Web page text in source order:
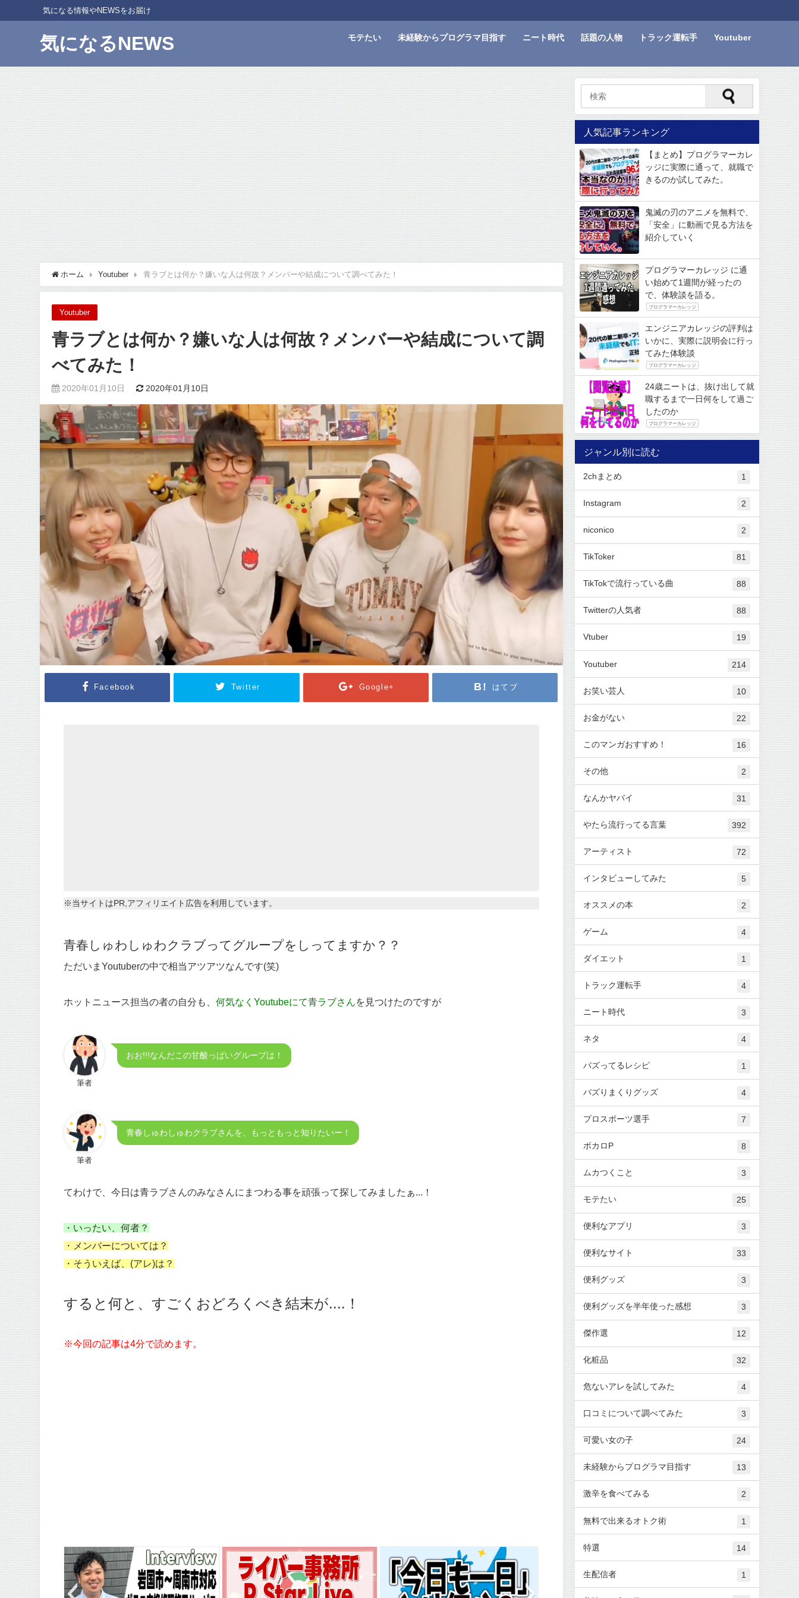
気になる情報やNEWSをお届け
気になるNEWS モテたい 未経験からプログラマ目指す ニート時代 話題の人物 トラック運転手 Youtuber
ホーム Youtuber 青ラブとは何か？嫌いな人は何故？メンバーや結成について調べてみた！
Youtuber
青ラブとは何か？嫌いな人は何故？メンバーや結成について調
べてみた！
2020年01月10日 2020年01月10日
Facebook Twitter Google+ はてブ
※当サイトはPR,アフィリエイト広告を利用しています。
青春しゅわしゅわクラブってグループをしってますか？？
ただいまYoutuberの中で相当アツアツなんです(笑)
ホットニュース担当の者の自分も、何気なくYoutubeにて青ラブさん を見つけたのですが
筆者
おお!!!なんだこの甘酸っぱいグループは！
筆者
青春しゅわしゅわクラブさんを、もっともっと知りたいー！
てわけで、今日は青ラブさんのみなさんにまつわる事を頑張って探してみましたぁ...！
・いったい、何者？
・メンバーについては？
・そういえば、(アレ)は？
すると何と、すごくおどろくべき結末が....！
※今回の記事は4分で読めます。
人気記事ランキング
【まとめ】プログラマーカレ
ッジに実際に通って、就職で
きるのか試してみた。
鬼滅の刃のアニメを無料で、
「安全」に動画で見る方法を
紹介していく
プログラマーカレッジ に通
い始めて1週間が経ったの
で、体験談を語る。
プログラマーカレッジ
エンジニアカレッジの評判は
いかに、実際に説明会に行っ
てみた体験談
プログラマーカレッジ
24歳ニートは、抜け出して就
職するまで一日何をして過ご
したのか
プログラマーカレッジ
ジャンル別に読む
2chまとめ 1
Instagram 2
niconico 2
TikToker 81
TikTokで流行っている曲 88
Twitterの人気者 88
Vtuber 19
Youtuber 214
お笑い芸人 10
お金がない 22
このマンガおすすめ！ 16
その他 2
なんかヤバイ 31
やたら流行ってる言葉 392
アーティスト 72
インタビューしてみた 5
オススメの本 2
ゲーム 4
ダイエット 1
トラック運転手 4
ニート時代 3
ネタ 4
バズってるレシピ 1
バズりまくりグッズ 4
プロスポーツ選手 7
ボカロP 8
ムカつくこと 3
モテたい 25
便利なアプリ 3
便利なサイト 33
便利グッズ 3
便利グッズを半年使った感想 3
傑作選 12
化粧品 32
危ないアレを試してみた 4
口コミについて調べてみた 3
可愛い女の子 24
未経験からプログラマ目指す 13
激辛を食べてみる 2
無料で出来るオトク術 1
特選 14
生配信者 1